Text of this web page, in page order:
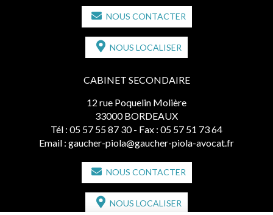
NOUS CONTACTER
NOUS LOCALISER
CABINET SECONDAIRE
12 rue Poquelin Molière
33000 BORDEAUX
Tél : 05 57 55 87 30 - Fax : 05 57 51 73 64
Email : gaucher-piola@gaucher-piola-avocat.fr
NOUS CONTACTER
NOUS LOCALISER